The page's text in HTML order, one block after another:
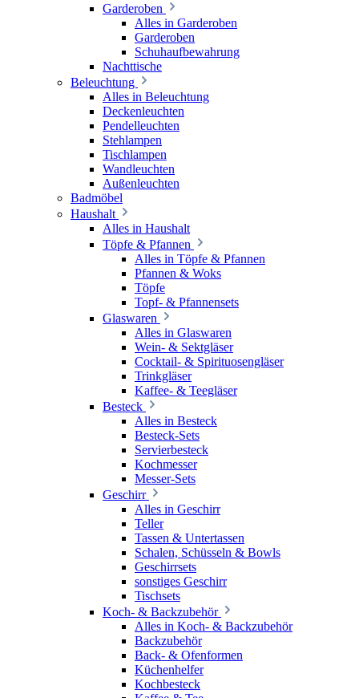
Garderoben
Alles in Garderoben
Garderoben
Schuhaufbewahrung
Nachttische
Beleuchtung
Alles in Beleuchtung
Deckenleuchten
Pendelleuchten
Stehlampen
Tischlampen
Wandleuchten
Außenleuchten
Badmöbel
Haushalt
Alles in Haushalt
Töpfe & Pfannen
Alles in Töpfe & Pfannen
Pfannen & Woks
Töpfe
Topf- & Pfannensets
Glaswaren
Alles in Glaswaren
Wein- & Sektgläser
Cocktail- & Spirituosengläser
Trinkgläser
Kaffee- & Teegläser
Besteck
Alles in Besteck
Besteck-Sets
Servierbesteck
Kochmesser
Messer-Sets
Geschirr
Alles in Geschirr
Teller
Tassen & Untertassen
Schalen, Schüsseln & Bowls
Geschirrsets
sonstiges Geschirr
Tischsets
Koch- & Backzubehör
Alles in Koch- & Backzubehör
Backzubehör
Back- & Ofenformen
Küchenhelfer
Kochbesteck